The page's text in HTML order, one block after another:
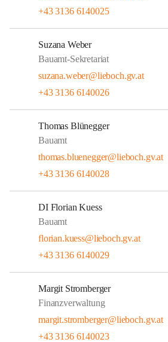
+43 3136 6140025
Suzana Weber
Bauamt-Sekretariat
suzana.weber@lieboch.gv.at
+43 3136 6140026
Thomas Blünegger
Bauamt
thomas.bluenegger@lieboch.gv.at
+43 3136 6140028
DI Florian Kuess
Bauamt
florian.kuess@lieboch.gv.at
+43 3136 6140029
Margit Stromberger
Finanzverwaltung
margit.stromberger@lieboch.gv.at
+43 3136 6140023